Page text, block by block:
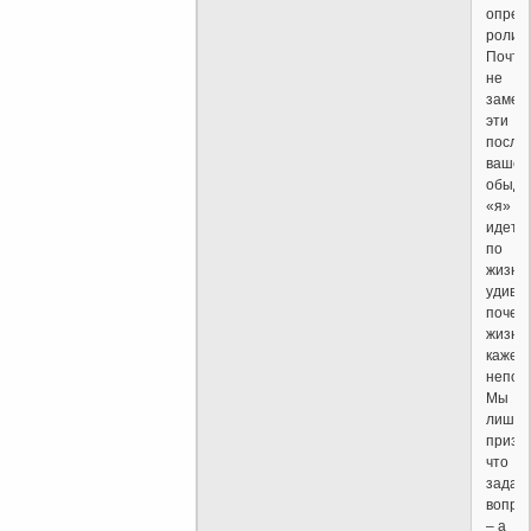
роли.
Почти
не
эти
ваше
«я»
идет
по
жизни,
жизнь
Мы
лишь
что
– а